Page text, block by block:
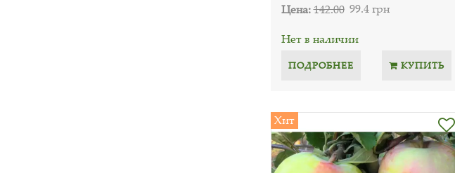
Цена:142.00 99.4 грн
Нет в наличии
ПОДРОБНЕЕ КУПИТЬ
Хит